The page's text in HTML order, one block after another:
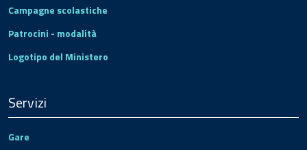
Campagne scolastiche
Patrocini - modalità
Logotipo del Ministero
Servizi
Gare